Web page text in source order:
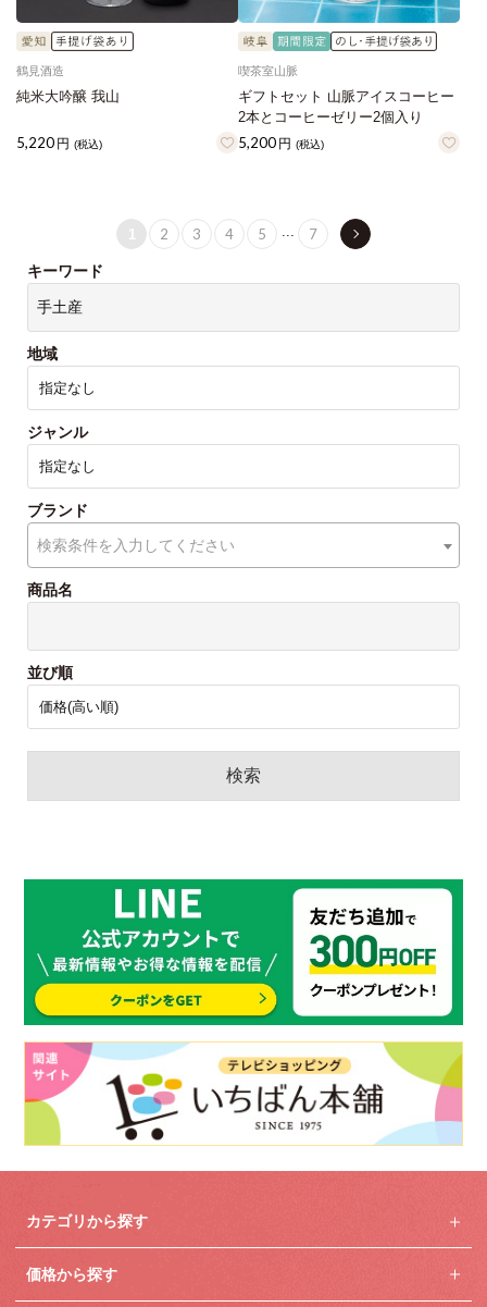
鶴見酒造
純米大吟醸 我山
5,220 円 (税込)
喫茶室山脈
ギフトセット 山脈アイスコーヒー
2本とコーヒーゼリー2個入り
5,200 円 (税込)
1 2 3 4 5 ... 7
キーワード
地域
ジャンル
ブランド
検索条件を入力してください
商品名
並び順
カテゴリから探す
価格から探す